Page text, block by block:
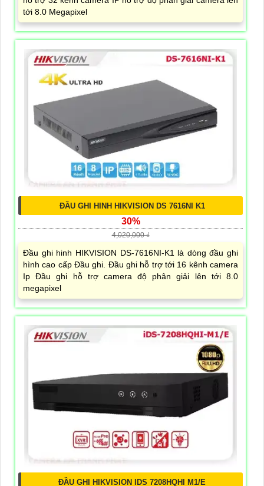
tới 8.0 Megapixel
ĐẦU GHI HINH HIKVISION DS 7616NI K1
30%
4,020,000 ₫
Đầu ghi hinh HIKVISION DS-7616NI-K1 là dòng đầu ghi
hình cao cấp Đầu ghi. Đầu ghi hỗ trợ tới 16 kênh camera
Ip Đầu ghi hỗ trợ camera độ phân giải lên tới 8.0
megapixel
ĐẦU GHI HIKVISION IDS 7208HQHI M1/E